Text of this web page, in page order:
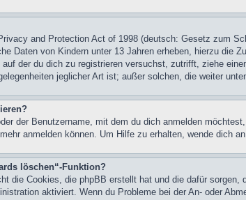
and Protection Act of 1998 (deutsch: Gesetz zum
Daten von Kindern unter 13 Jahren erheben, hierzu die
der du dich zu registrieren versuchst, zutrifft, ziehe
jeglicher Art ist; außer solchen, die weiter
der Benutzername, mit dem du dich anmelden
anmelden können. Um Hilfe zu erhalten, wende dich
löschen“-Funktion?
die Cookies, die phpBB erstellt hat und die dafür
aktiviert. Wenn du Probleme bei der An- oder